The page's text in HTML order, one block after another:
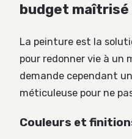
budget maîtrisé
La peinture est la
pour redonner vie à un
demande cependant
méticuleuse pour ne
Couleurs et